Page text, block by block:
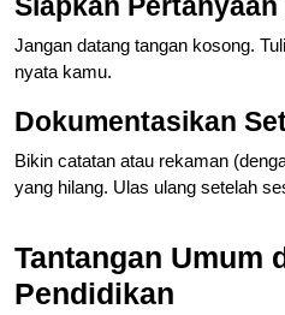
Jangan datang tangan kosong.
nyata kamu.
Dokumentasikan
Bikin catatan atau rekaman
yang hilang. Ulas ulang setelah
Tantangan Umum
Pendidikan